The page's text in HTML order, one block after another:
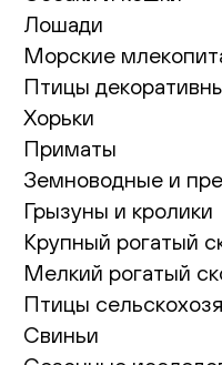
Лошади
Морские
Птицы
Хорьки
Приматы
Земноводные и
Грызуны и кролики
Крупный рогатый
Мелкий рогатый
Птицы
Свиньи